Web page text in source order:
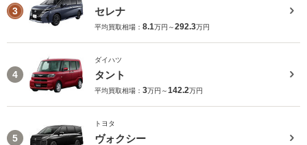
3 セレナ
平均買取相場： 8.1万円～292.3万円
4
ダイハツ
タント
平均買取相場： 3万円～142.2万円
5
トヨタ
ヴォクシー